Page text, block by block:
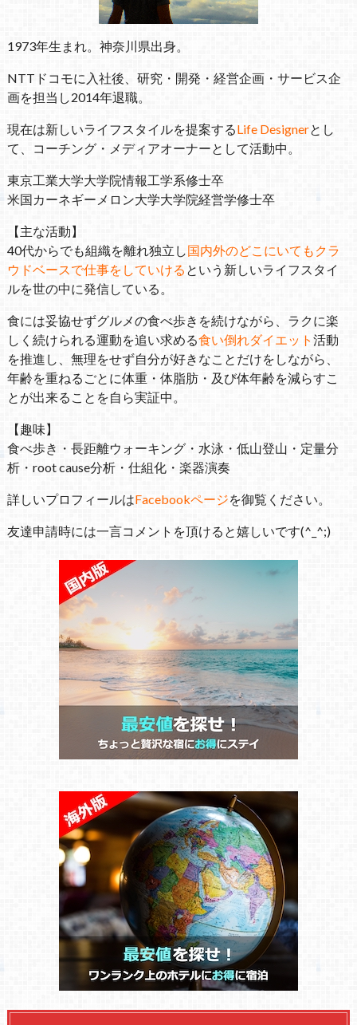
1973年生まれ。神奈川県出身。
NTTドコモに入社後、研究・開発・経営企画・サービス企
画を担当し2014年退職。
現在は新しいライフスタイルを提案するLife Designerとし
て、コーチング・メディアオーナーとして活動中。
東京工業大学大学院情報工学系修士卒
米国カーネギーメロン大学大学院経営学修士卒
【主な活動】
40代からでも組織を離れ独立し 国内外のどこにいてもクラ
ウドベースで仕事をしていける という新しいライフスタイ
ルを世の中に発信している。
食には妥協せずグルメの食べ歩きを続けながら、ラクに楽
しく続けられる運動を追い求める食い倒れダイエット 活動
を推進し、無理をせず自分が好きなことだけをしながら、
年齢を重ねるごとに体重・体脂肪・及び体年齢を減らすこ
とが出来ることを自ら実証中。
【趣味】
食べ歩き・長距離ウォーキング・水泳・低山登山・定量分
析・root cause分析・仕組化・楽器演奏
詳しいプロフィールはFacebookページを御覧ください。
友達申請時には一言コメントを頂けると嬉しいです(^_^;)